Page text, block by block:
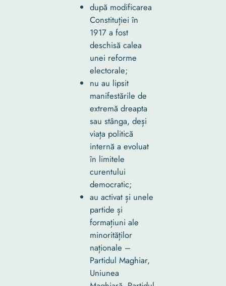
după modificarea
Constituției în
1917 a fost
deschisă calea
unei reforme
electorale;
nu au lipsit
manifestările de
extremă dreapta
sau stânga, deși
viața politică
internă a evoluat
în limitele
curentului
democratic;
au activat și unele
partide și
formațiuni ale
minorităților
naționale –
Partidul Maghiar,
Uniunea